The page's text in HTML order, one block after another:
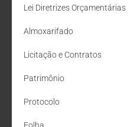
Lei Diretrizes Orçamentárias
Almoxarifado
Licitação e Contratos
Patrimônio
Protocolo